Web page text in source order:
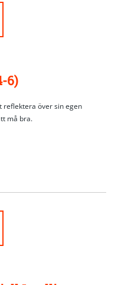
6)
reflektera över sin egen
må bra.